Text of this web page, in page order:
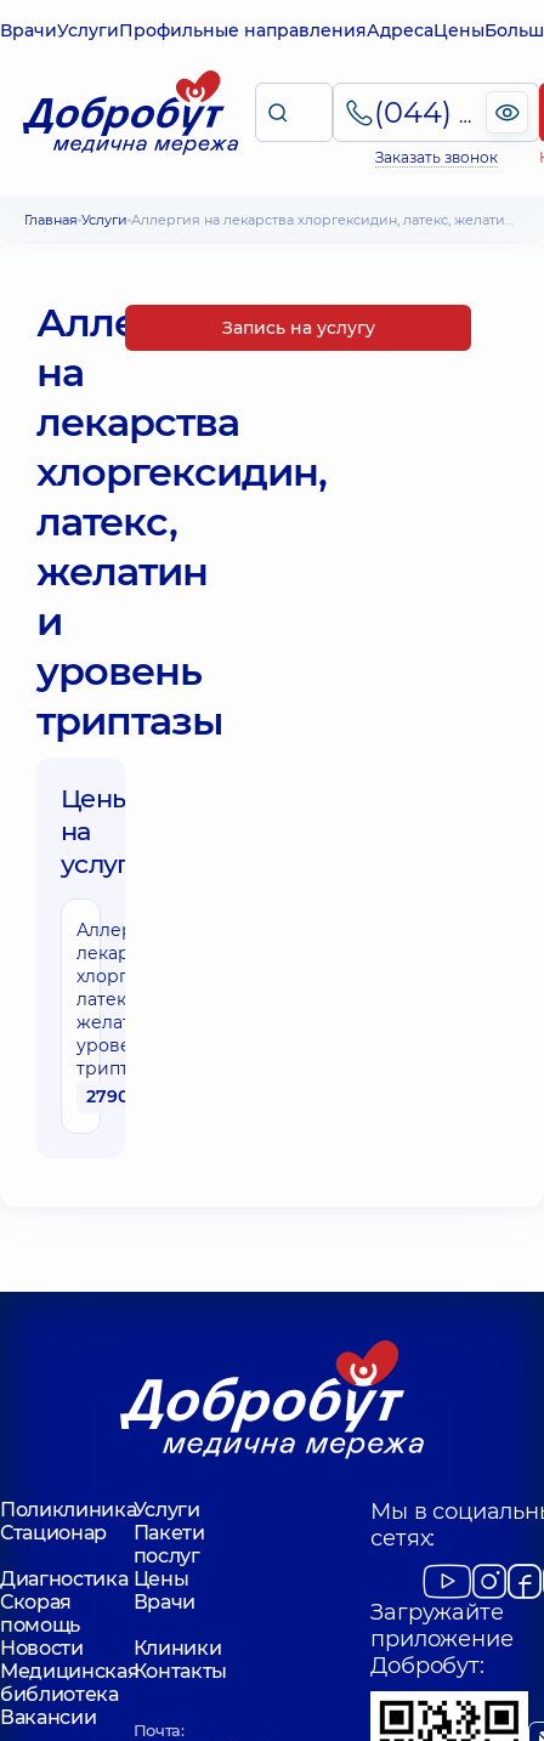
ВрачиУслугиПрофильные направленияАдресаЦены
(044) 495-2-888
Заказать звонок
Главная Услуги Аллергия на лекарства хлоргексидин, латекс, желатин и уровень триптазы
Аллергия
на
лекарства
хлоргексидин,
латекс,
желатин
и
уровень
триптазы
Цены
на
услуги:
Аллергия на
лекарства
хлоргексидин,
латекс,
желатин и
уровень
триптазы
2790 грн
Запись на услугу
ПоликлиникаУслуги
Стационар
Пакети
послуг
Диагностика Цены
Скорая
помощь
Врачи
Новости
Клиники
Медицинская
библиотека
Контакты
Вакансии
Почта:
Мы в
сетях:
Загружайте
приложение
Добробут: